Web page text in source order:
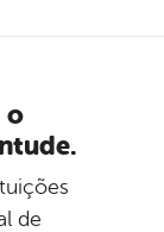
o
de